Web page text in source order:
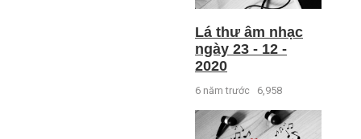
Lá thư âm nhạc
ngày 23 - 12 -
2020
6 năm trước 6,958